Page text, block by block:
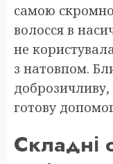
самою
волосся в
не
з натовпом.
готову
Складні